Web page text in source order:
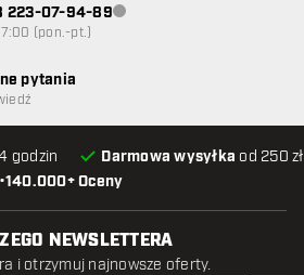
•140.000+ Oceny
godzin Darmowa wysyłka od 250
pytania
223-07-94-89Obsługa klienta niedostępna
(pon.-pt.)
NEWSLETTERA
i otrzymuj najnowsze oferty.